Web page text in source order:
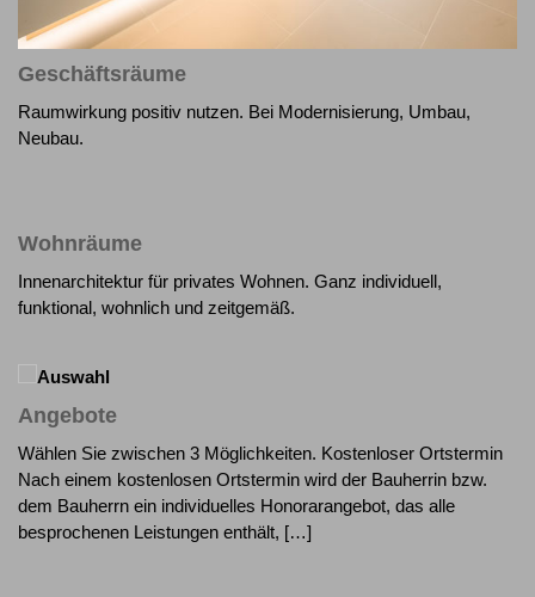
Geschäftsräume
Raumwirkung positiv nutzen. Bei Modernisierung, Umbau,
Neubau.
Wohnräume
Innenarchitektur für privates Wohnen. Ganz individuell,
funktional, wohnlich und zeitgemäß.
Angebote
Wählen Sie zwischen 3 Möglichkeiten. Kostenloser Ortstermin
Nach einem kostenlosen Ortstermin wird der Bauherrin bzw.
dem Bauherrn ein individuelles Honorarangebot, das alle
besprochenen Leistungen enthält, […]